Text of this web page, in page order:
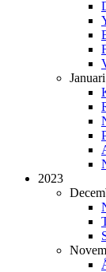
Januari
2023